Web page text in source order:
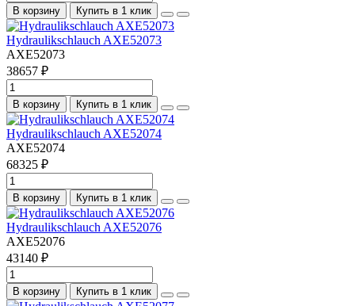
В корзину Купить в 1 клик
Hydraulikschlauch AXE52073
AXE52073
38657 ₽
В корзину Купить в 1 клик
Hydraulikschlauch AXE52074
AXE52074
68325 ₽
В корзину Купить в 1 клик
Hydraulikschlauch AXE52076
AXE52076
43140 ₽
В корзину Купить в 1 клик